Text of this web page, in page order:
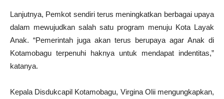
Lanjutnya, Pemkot sendiri terus meningkatkan berbagai upaya
dalam mewujudkan salah satu program menuju Kota Layak
Anak. “Pemerintah juga akan terus berupaya agar Anak di
Kotamobagu terpenuhi haknya untuk mendapat indentitas,”
katanya.
Kepala Disdukcapil Kotamobagu, Virgina Olii mengungkapkan,